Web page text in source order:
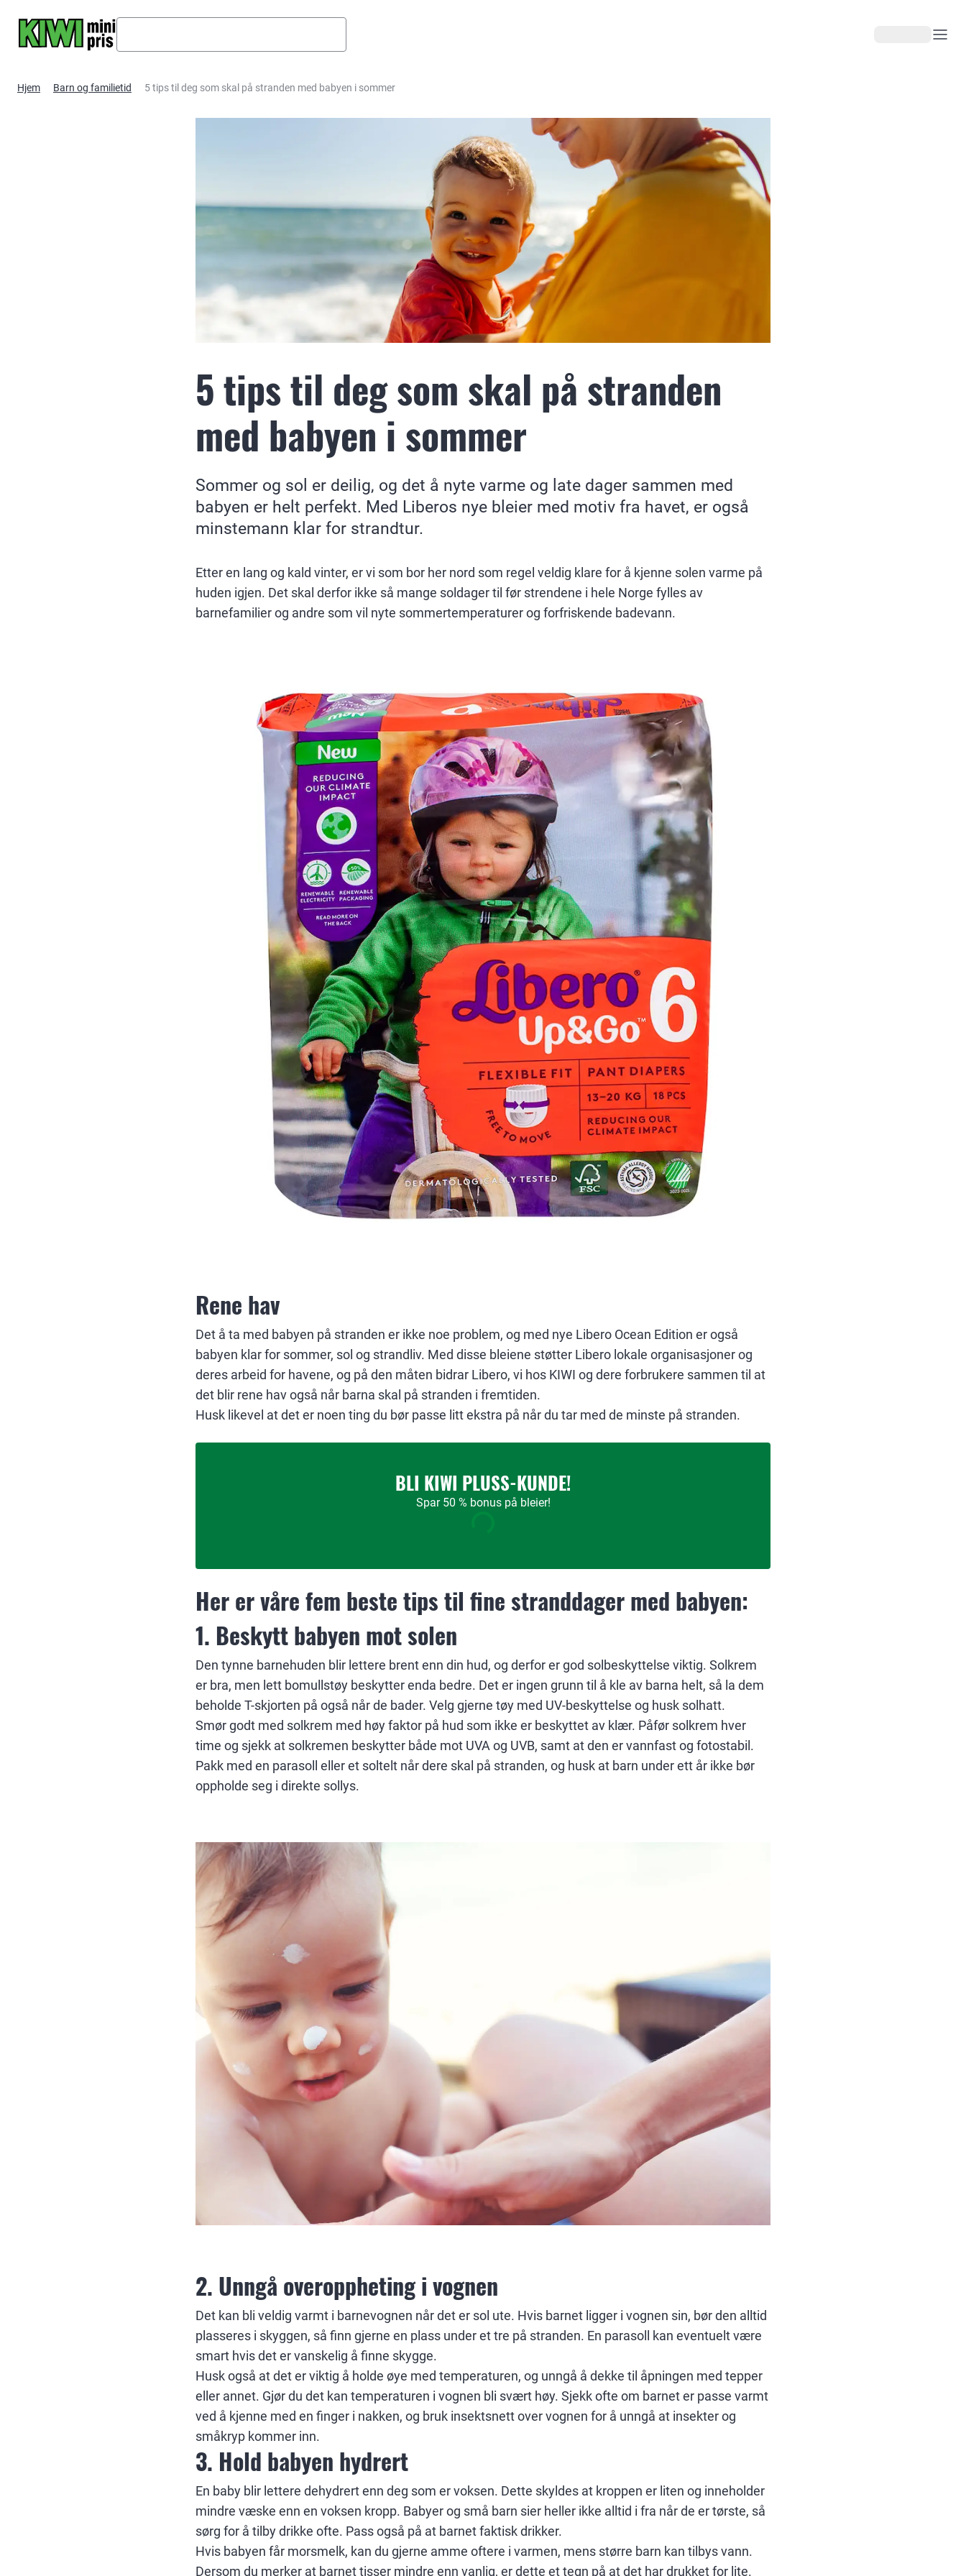
Hjem Barn og familietid 5 tips til deg som skal på stranden med babyen i sommer
5 tips til deg som skal på stranden
med babyen i sommer
Sommer og sol er deilig, og det å nyte varme og late dager sammen med
babyen er helt perfekt. Med Liberos nye bleier med motiv fra havet, er også
minstemann klar for strandtur.
Etter en lang og kald vinter, er vi som bor her nord som regel veldig klare for å kjenne solen varme på
huden igjen. Det skal derfor ikke så mange soldager til før strendene i hele Norge fylles av
barnefamilier og andre som vil nyte sommertemperaturer og forfriskende badevann.
Rene hav
Det å ta med babyen på stranden er ikke noe problem, og med nye Libero Ocean Edition er også
babyen klar for sommer, sol og strandliv. Med disse bleiene støtter Libero lokale organisasjoner og
deres arbeid for havene, og på den måten bidrar Libero, vi hos KIWI og dere forbrukere sammen til at
det blir rene hav også når barna skal på stranden i fremtiden.
Husk likevel at det er noen ting du bør passe litt ekstra på når du tar med de minste på stranden.
BLI KIWI PLUSS-KUNDE!
Spar 50 % bonus på bleier!
Her er våre fem beste tips til fine stranddager med babyen:
1. Beskytt babyen mot solen
Den tynne barnehuden blir lettere brent enn din hud, og derfor er god solbeskyttelse viktig. Solkrem
er bra, men lett bomullstøy beskytter enda bedre. Det er ingen grunn til å kle av barna helt, så la dem
beholde T-skjorten på også når de bader. Velg gjerne tøy med UV-beskyttelse og husk solhatt.
Smør godt med solkrem med høy faktor på hud som ikke er beskyttet av klær. Påfør solkrem hver
time og sjekk at solkremen beskytter både mot UVA og UVB, samt at den er vannfast og fotostabil.
Pakk med en parasoll eller et soltelt når dere skal på stranden, og husk at barn under ett år ikke bør
oppholde seg i direkte sollys.
2. Unngå overoppheting i vognen
Det kan bli veldig varmt i barnevognen når det er sol ute. Hvis barnet ligger i vognen sin, bør den alltid
plasseres i skyggen, så finn gjerne en plass under et tre på stranden. En parasoll kan eventuelt være
smart hvis det er vanskelig å finne skygge.
Husk også at det er viktig å holde øye med temperaturen, og unngå å dekke til åpningen med tepper
eller annet. Gjør du det kan temperaturen i vognen bli svært høy. Sjekk ofte om barnet er passe varmt
ved å kjenne med en finger i nakken, og bruk insektsnett over vognen for å unngå at insekter og
småkryp kommer inn.
3. Hold babyen hydrert
En baby blir lettere dehydrert enn deg som er voksen. Dette skyldes at kroppen er liten og inneholder
mindre væske enn en voksen kropp. Babyer og små barn sier heller ikke alltid i fra når de er tørste, så
sørg for å tilby drikke ofte. Pass også på at barnet faktisk drikker.
Hvis babyen får morsmelk, kan du gjerne amme oftere i varmen, mens større barn kan tilbys vann.
Dersom du merker at barnet tisser mindre enn vanlig, er dette et tegn på at det har drukket for lite.